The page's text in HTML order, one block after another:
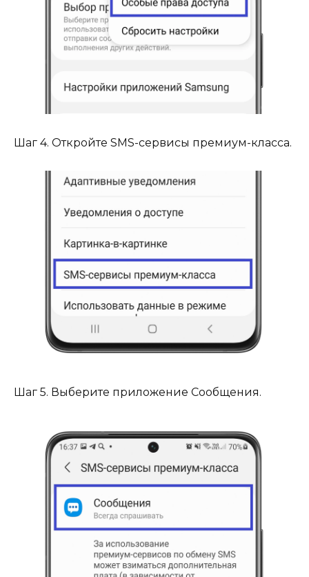
Шаг 4. Откройте SMS-сервисы премиум-класса.
Шаг 5. Выберите приложение Сообщения.